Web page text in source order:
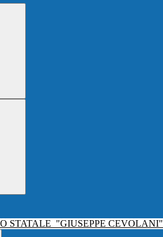
STATALE "GIUSEPPE CEVOLANI"